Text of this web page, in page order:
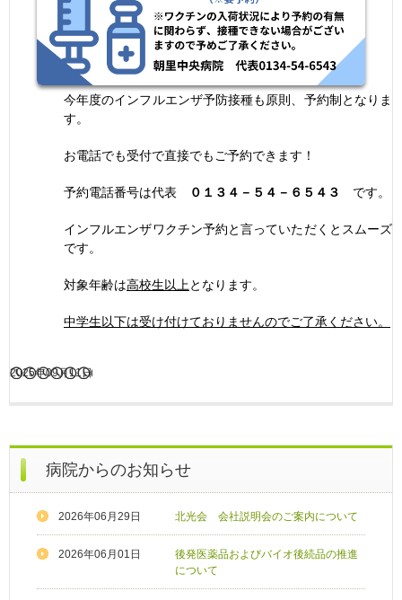
今年度のインフルエンザ予防接種も原則、予約制となりま
す。
お電話でも受付で直接でもご予約できます！
予約電話番号は代表 ０１３４－５４－６５４３ です。
インフルエンザワクチン予約と言っていただくとスムーズ
です。
対象年齢は高校生以上となります。
中学生以下は受け付けておりませんのでご了承ください。
2025年09月11日
病院からのお知らせ
2026年06月29日 北光会 会社説明会のご案内について
2026年06月01日
後発医薬品およびバイオ後続品の推進
について